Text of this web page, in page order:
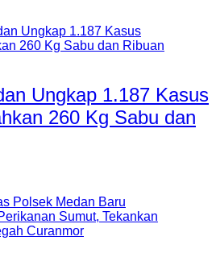
Ungkap 1.187 Kasus
260 Kg Sabu dan